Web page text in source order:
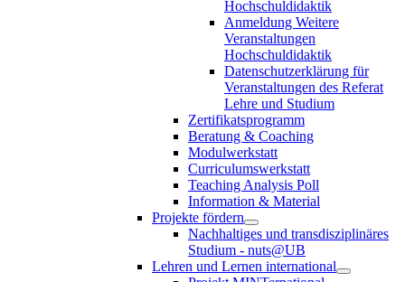
Hochschuldidaktik
Anmeldung Weitere
Veranstaltungen
Hochschuldidaktik
Datenschutzerklärung für
Veranstaltungen des Referat
Lehre und Studium
Zertifikatsprogramm
Beratung & Coaching
Modulwerkstatt
Curriculumswerkstatt
Teaching Analysis Poll
Information & Material
Projekte fördern
Nachhaltiges und transdisziplinäres
Studium - nuts@UB
Lehren und Lernen international